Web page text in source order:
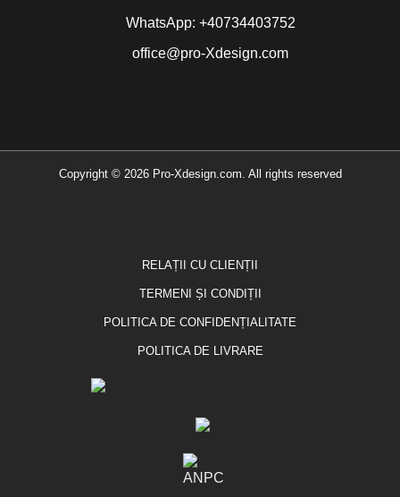
WhatsApp: +40734403752
office@pro-Xdesign.com
Copyright © 2026 Pro-Xdesign.com. All rights reserved
RELAȚII CU CLIENȚII
TERMENI ȘI CONDIȚII
POLITICA DE CONFIDENȚIALITATE
POLITICA DE LIVRARE